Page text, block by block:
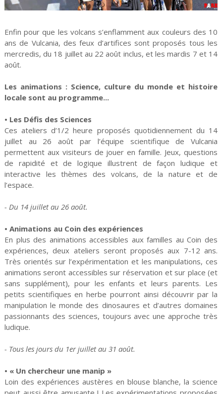
Enfin pour que les volcans s’enflamment aux couleurs des 10
ans de Vulcania, des feux d’artifices sont proposés tous les
mercredis, du 18 juillet au 22 août inclus, et les mardis 7 et 14
août.
Les animations : Science, culture du monde et histoire
locale sont au programme...
• Les Défis des Sciences
Ces ateliers d’1/2 heure proposés quotidiennement du 14
juillet au 26 août par l’équipe scientifique de Vulcania
permettent aux visiteurs de jouer en famille. Jeux, questions
de rapidité et de logique illustrent de façon ludique et
interactive les thèmes des volcans, de la nature et de
l’espace.
- Du 14 juillet au 26 août.
• Animations au Coin des expériences
En plus des animations accessibles aux familles au Coin des
expériences, deux ateliers seront proposés aux 7-12 ans.
Très orientés sur l’expérimentation et les manipulations, ces
animations seront accessibles sur réservation et sur place (et
sans supplément), pour les enfants et leurs parents. Les
petits scientifiques en herbe pourront ainsi découvrir par la
manipulation le monde des dinosaures et d’autres domaines
passionnants des sciences, toujours avec une approche très
ludique.
- Tous les jours du 1er juillet au 31 août.
• « Un chercheur une manip »
Loin des expériences austères en blouse blanche, la science